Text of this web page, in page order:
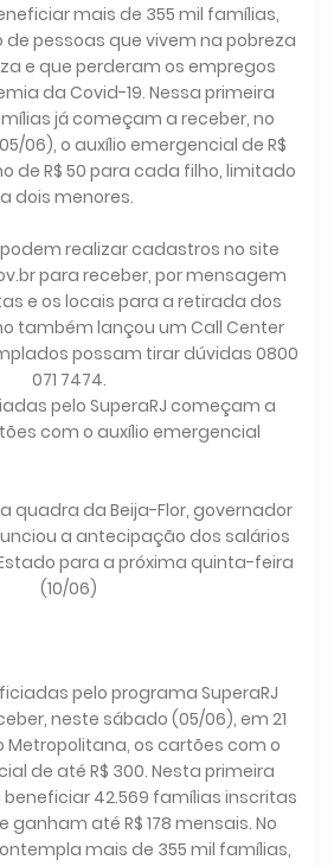
mais de 355 mil famílias,
de pessoas que vivem na pobreza
e que perderam os empregos
da Covid-19. Nessa primeira
já começam a receber, no
06), o auxílio emergencial de R$
de R$ 50 para cada filho, limitado
a dois menores.
realizar cadastros no site
para receber, por mensagem
e os locais para a retirada dos
também lançou um Call Center
possam tirar dúvidas 0800
071 7474.
pelo SuperaRJ começam a
com o auxílio emergencial
quadra da Beija-Flor, governador
a antecipação dos salários
para a próxima quinta-feira
(10/06)
pelo programa SuperaRJ
neste sábado (05/06), em 21
Metropolitana, os cartões com o
de até R$ 300. Nesta primeira
42.569 famílias inscritas
ganham até R$ 178 mensais. No
mais de 355 mil famílias,